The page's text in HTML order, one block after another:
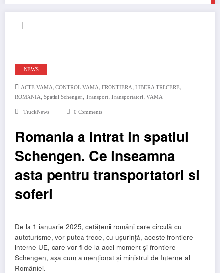
NEWS
ACTE VAMA, CONTROL VAMA, FRONTIERA, LIBERA TRECERE,
ROMANIA, Spatiul Schengen, Transport, Transportatori, VAMA
TruckNews 0 Comments
Romania a intrat in spatiul
Schengen. Ce inseamna
asta pentru transportatori si
soferi
De la 1 ianuarie 2025, cetățenii români care circulă cu
autoturisme, vor putea trece, cu ușurință, aceste frontiere
interne UE, care vor fi de la acel moment și frontiere
Schengen, așa cum a menționat și ministrul de Interne al
României.